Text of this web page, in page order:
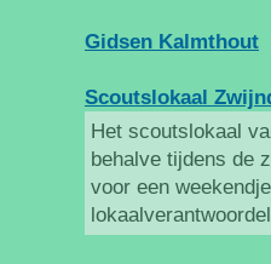
Gidsen Kalmthout
Scoutslokaal
Het scoutslokaal
behalve tijdens de
voor een